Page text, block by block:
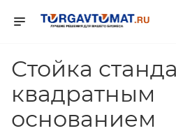
Стойка
квадратным
основанием